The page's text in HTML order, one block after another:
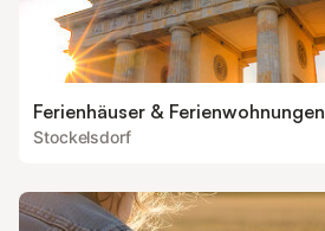
Ferienhäuser & Ferienwohnungen
Stockelsdorf